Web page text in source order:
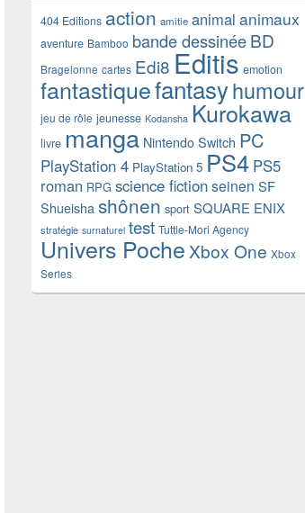
404 Editions action amitie animal animaux
aventure Bamboo bande dessinéeBD
Bragelonne cartes Edi8 Editis emotion
fantastiquefantasyhumour
jeu de rôle jeunesse Kodansha Kurokawa
livre manga Nintendo Switch PC
PlayStation 4 PlayStation 5 PS4 PS5
roman RPG science fictionseinen SF
Shueisha shônen sport SQUARE ENIX
stratégie surnaturel test Tuttle-Mori Agency
Univers Poche Xbox One Xbox
Series